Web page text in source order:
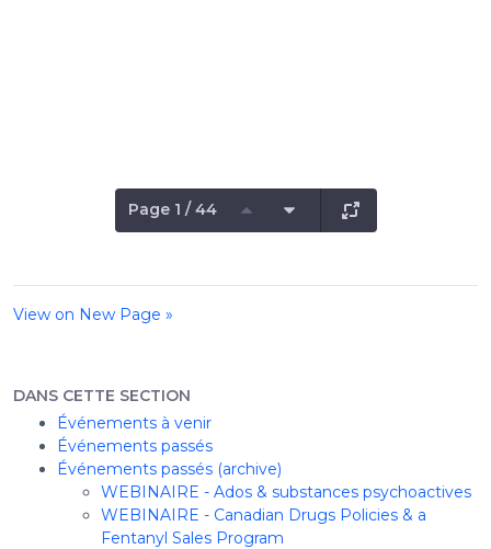
Page 1 / 44
View on New Page »
DANS CETTE SECTION
Événements à venir
Événements passés
Événements passés (archive)
WEBINAIRE - Ados & substances psychoactives
WEBINAIRE - Canadian Drugs Policies & a
Fentanyl Sales Program